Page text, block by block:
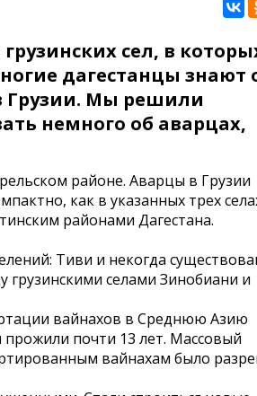
сел, в
дагестанцы знают
Грузии. Мы решили
немного об аварцах,
районе. Аварцы в Грузии
как в указанных трех
районами Дагестана.
Тиви и некогда
грузинскими селами Зинобиани и
вайнахов в Среднюю Азию
почти 13 лет. Массовый
вайнахам было